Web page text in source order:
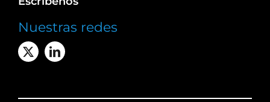
Nuestras redes